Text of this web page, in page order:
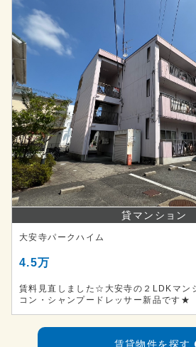
貸マンション
大安寺パークハイム
4.5万
賃料見直しました☆大安寺の２LDKマン
コン・シャンプードレッサー新品です★
賃貸物件を探す